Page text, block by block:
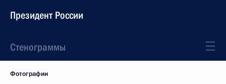
Президент России
Стенограммы
Фотографии